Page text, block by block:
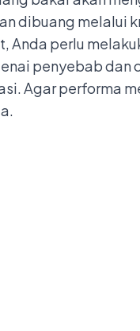
dibuang melalui
Anda perlu
penyebab
Agar performa